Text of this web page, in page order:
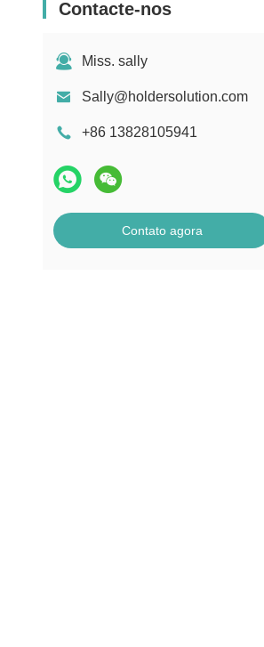
Contacte-nos
Miss. sally
Sally@holdersolution.com
+86 13828105941
Contato agora